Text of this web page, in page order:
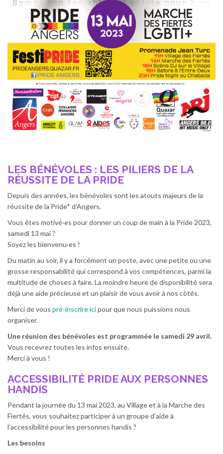
LES BÉNÉVOLES : LES PILIERS DE LA
RÉUSSITE DE LA PRIDE
Depuis des années, les bénévoles sont les atouts majeurs de la
réussite de la Pride* d’Angers.
Vous êtes motivé·es pour donner un coup de main à la Pride 2023,
samedi 13 mai ?
Soyez les bienvenu·es !
Du matin au soir, il y a forcément un poste, avec une petite ou une
grosse responsabilité qui correspond à vos compétences, parmi la
multitude de choses à faire. La moindre heure de disponibilité sera
déjà une aide précieuse et un plaisir de vous avoir à nos côtés.
Merci de vous pré-inscrire icipour que nous puissions nous
organiser.
Une réunion des bénévoles est programmée le samedi 29 avril.
Vous recevrez toutes les infos ensuite.
Merci à vous !
ACCESSIBILITÉ PRIDE AUX PERSONNES
HANDIS
Pendant la journée du 13 mai 2023, au Village et à la Marche des
Fiertés, vous souhaitez participer à un groupe d’aide à
l’accessibilité pour les personnes handis ?
Les besoins